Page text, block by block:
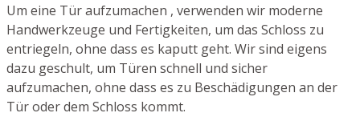
Um eine Tür aufzumachen , verwenden wir moderne
Handwerkzeuge und Fertigkeiten, um das Schloss zu
entriegeln, ohne dass es kaputt geht. Wir sind eigens
dazu geschult, um Türen schnell und sicher
aufzumachen, ohne dass es zu Beschädigungen an der
Tür oder dem Schloss kommt.